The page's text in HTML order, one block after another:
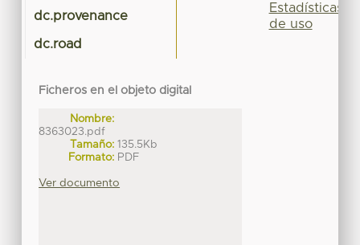
dc.provenance
dc.road
Ficheros en el objeto digital
Nombre:
8363023.pdf
Tamaño: 135.5Kb
Formato: PDF
Ver documento
Estadísticas
de uso